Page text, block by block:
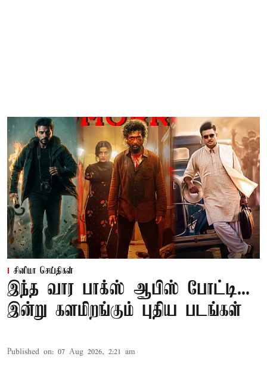
சினிமா செய்திகள்
இந்த வார பாக்ஸ் ஆபிஸ் போட்டி...
இன்று களமிறங்கும் புதிய படங்கள்
Published on: 07 Aug 2026, 2:21 am